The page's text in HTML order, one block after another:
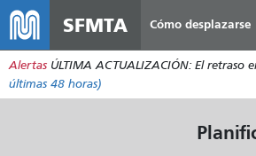
SFMTA Cómo desplazarse
Alertas ÚLTIMA ACTUALIZACIÓN: El
últimas 48 horas)